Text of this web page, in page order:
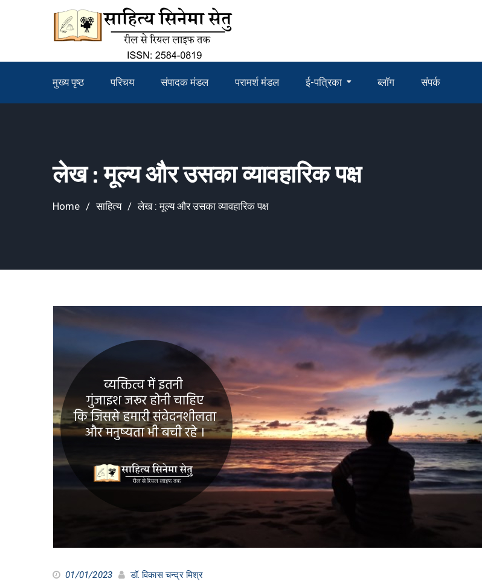
मुख्य पृष्ठ परिचय संपादक मंडल परामर्श मंडल ई-पत्रिका ब्लॉग संपर्क
लेख : मूल्य और उसका व्यावहारिक पक्ष
Home साहित्य लेख : मूल्य और उसका व्यावहारिक पक्ष
01/01/2023 डॉ. विकास चन्द्र मिश्र